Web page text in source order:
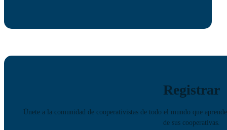
Registrar
Únete a la comunidad de cooperativistas de todo el mundo que
de sus cooperativas.